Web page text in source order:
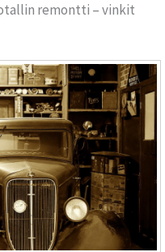
remontti – vinkit